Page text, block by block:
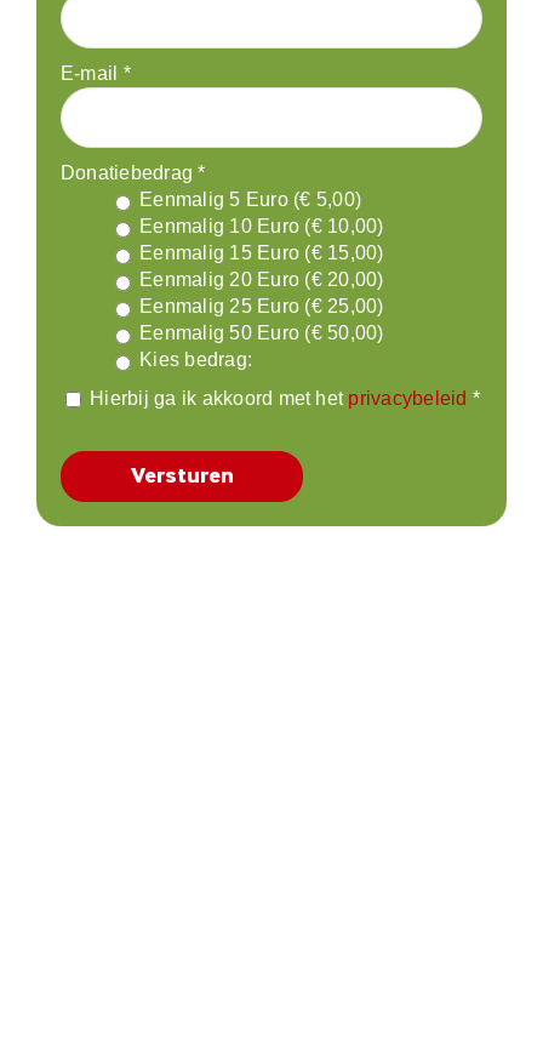
E-mail *
Donatiebedrag*
Eenmalig 5 Euro (€ 5,00)
Eenmalig 10 Euro (€ 10,00)
Eenmalig 15 Euro (€ 15,00)
Eenmalig 20 Euro (€ 20,00)
Eenmalig 25 Euro (€ 25,00)
Eenmalig 50 Euro (€ 50,00)
Kies bedrag:
Hierbij ga ik akkoord met het privacybeleid *
Versturen